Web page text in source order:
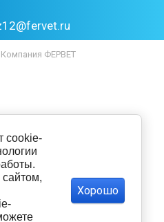
ФЕРВЕТ
cookie-
Хорошо